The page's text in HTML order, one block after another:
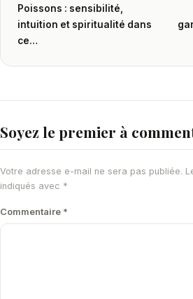
Poissons : sensibilité,
intuition et spiritualité dans
ce…
Soyez le premier à
Votre adresse e-mail ne sera pas publiée.
indiqués avec *
Commentaire *